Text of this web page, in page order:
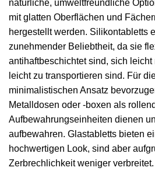
natürliche, umweltfreundliche
mit glatten Oberflächen und
hergestellt werden. Silikontabletts
zunehmender Beliebtheit, da sie
antihaftbeschichtet sind, sich
leicht zu transportieren sind. Für
minimalistischen Ansatz
Metalldosen oder -boxen als
Aufbewahrungseinheiten dienen
aufbewahren. Glastabletts bieten
hochwertigen Look, sind aber
Zerbrechlichkeit weniger